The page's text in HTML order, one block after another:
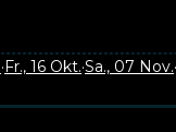
·Fr., 16 Okt.·Sa., 07 Nov.·